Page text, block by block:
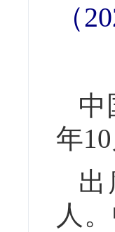
（
中
年
出
人